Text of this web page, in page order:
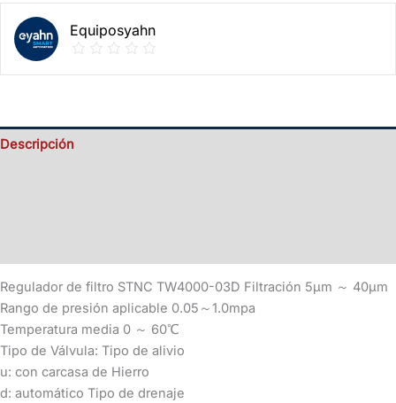
Equiposyahn
Descripción
Regulador de filtro STNC TW4000-03D Filtración 5μm ～ 40μm
Rango de presión aplicable 0.05～1.0mpa
Temperatura media 0 ～ 60℃
Tipo de Válvula: Tipo de alivio
u: con carcasa de Hierro
d: automático Tipo de drenaje